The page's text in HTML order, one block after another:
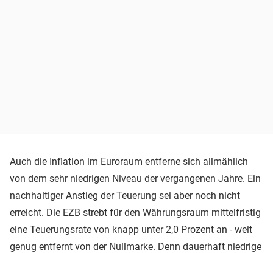
Auch die Inflation im Euroraum entferne sich allmählich
von dem sehr niedrigen Niveau der vergangenen Jahre. Ein
nachhaltiger Anstieg der Teuerung sei aber noch nicht
erreicht. Die EZB strebt für den Währungsraum mittelfristig
eine Teuerungsrate von knapp unter 2,0 Prozent an - weit
genug entfernt von der Nullmarke. Denn dauerhaft niedrige